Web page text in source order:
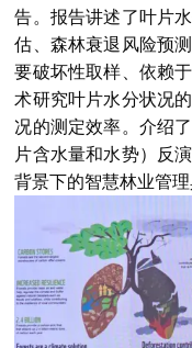
告。报告讲述了叶片
估、森林衰退风险预
要破坏性取样、依赖
术研究叶片水分状况
况的测定效率。介绍
片含水量和水势）反
背景下的智慧林业管